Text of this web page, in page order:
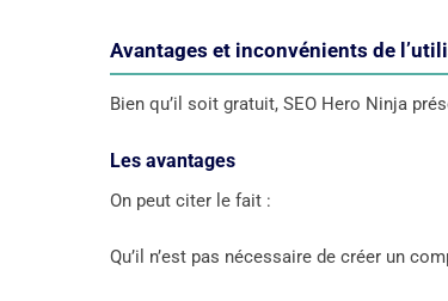
Avantages et inconvénients de
Bien qu’il soit gratuit, SEO Hero Ninja
Les avantages
On peut citer le fait :
Qu’il n’est pas nécessaire de créer un